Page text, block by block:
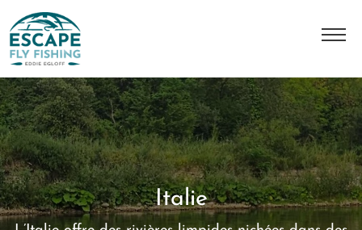
A Propos
L'histoire
Notre équipe
Nos destinations Italie